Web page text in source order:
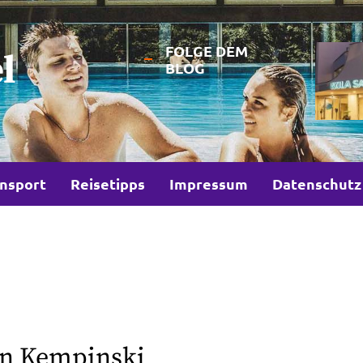
FOLGE DEM
BLOG
Reisetipps Impressum Datenschutz